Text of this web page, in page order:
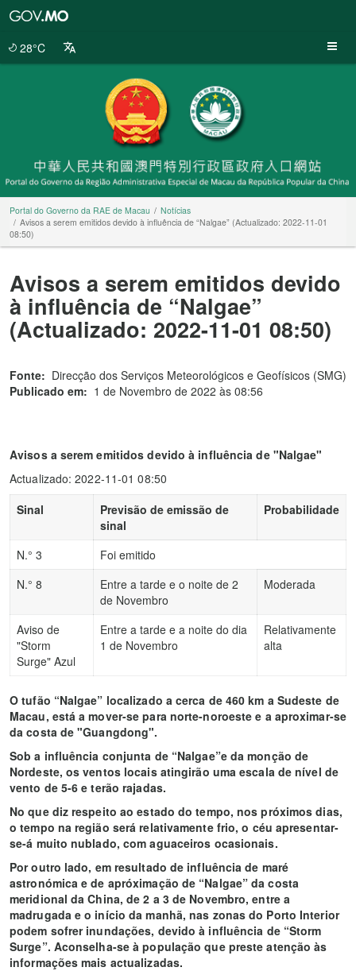
28°C
Portal do Governo da RAE de Macau
Notícias
Avisos a serem emitidos devido à influência de “Nalgae” (Actualizado: 2022-11-01
08:50)
Avisos a serem emitidos devido
à influência de “Nalgae”
(Actualizado: 2022-11-01 08:50)
Fonte: Direcção dos Serviços Meteorológicos e Geofísicos (SMG)
Publicado em: 1 de Novembro de 2022 às 08:56
Avisos a serem emitidos devido à influência de "Nalgae"
Actualizado: 2022-11-01 08:50
Sinal
Previsão de emissão de
sinal
Probabilidade
N.° 3
Foi emitido
N.° 8
Entre a tarde e o noite de 2
de Novembro
Moderada
Aviso de
"Storm
Surge" Azul
Entre a tarde e a noite do dia
1 de Novembro
Relativamente
alta
O tufão “Nalgae” localizado a cerca de 460 km a Sudeste de
Macau, está a mover-se para norte-noroeste e a aproximar-se
da costa de "Guangdong".
Sob a influência conjunta de “Nalgae”e da monção de
Nordeste, os ventos locais atingirão uma escala de nível de
vento de 5-6 e terão rajadas.
No que diz respeito ao estado do tempo, nos próximos dias,
o tempo na região será relativamente frio, o céu apresentar-
se-á muito nublado, com aguaceiros ocasionais.
Por outro lado, em resultado de influência de maré
astronómica e de apróximação de “Nalgae” da costa
meridional da China, de 2 a 3 de Novembro, entre a
madrugada e o início da manhã, nas zonas do Porto Interior
podem sofrer inundações, devido à influência de “Storm
Surge”. Aconselha-se à população que preste atenção às
informações mais actualizadas.